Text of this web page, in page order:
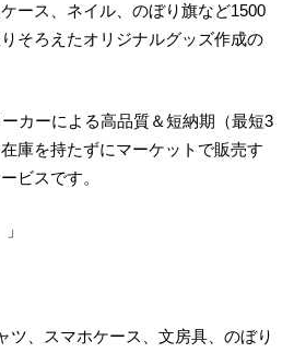
ース、ネイル、のぼり旗など1500
そろえたオリジナルグッズ作成の
カーによる高品質＆短納期（最短3
庫を持たずにマーケットで販売す
ビスです。
ツ、スマホケース、文房具、のぼり